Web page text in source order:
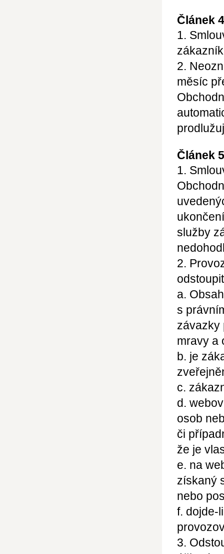
Článek
1.
2.
měsíc
Článek
1.
služby
2.
a.
s
závazky
mravy a
b. je
c.
d.
osob
či
že je
e. na
získaný
nebo
f. dojde-
3.